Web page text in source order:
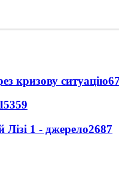
кризову ситуацію
5359
1 - джерело2687